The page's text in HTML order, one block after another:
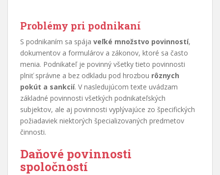
Problémy pri podnikaní
S podnikaním sa spája veľké množstvo povinností,
dokumentov a formulárov a zákonov, ktoré sa často
menia. Podnikateľ je povinný všetky tieto povinnosti
plniť správne a bez odkladu pod hrozbou rôznych
pokút a sankcií. V nasledujúcom texte uvádzam
základné povinnosti všetkých podnikateľských
subjektov, ale aj povinnosti vyplývajúce zo špecifických
požiadaviek niektorých špecializovaných predmetov
činnosti.
Daňové povinnosti
spoločností